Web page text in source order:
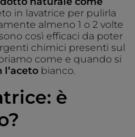
in lavatrice per pulirla
almeno 1 o 2 volte
così efficaci da poter
chimici presenti sul
come e quando si
l’aceto bianco.
è